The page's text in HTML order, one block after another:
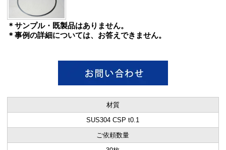
＊サンプル・既製品はありません。
＊事例の詳細については、お答えできません。
材質
SUS304 CSP t0.1
ご依頼数量